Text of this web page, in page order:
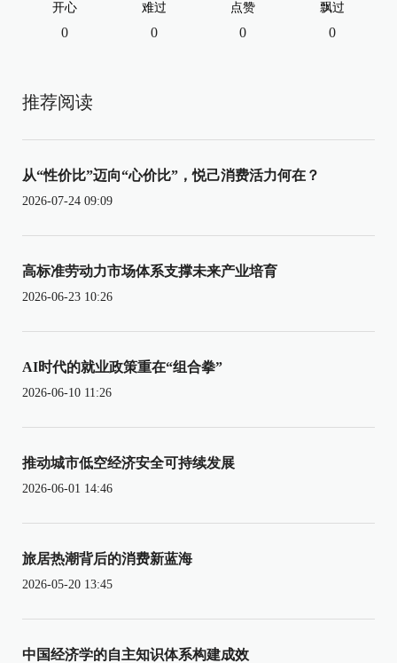
开心
0
难过
0
点赞
0
飘过
0
推荐阅读
从“性价比”迈向“心价比”，悦己消费活力何在？
2026-07-24 09:09
高标准劳动力市场体系支撑未来产业培育
2026-06-23 10:26
AI时代的就业政策重在“组合拳”
2026-06-10 11:26
推动城市低空经济安全可持续发展
2026-06-01 14:46
旅居热潮背后的消费新蓝海
2026-05-20 13:45
中国经济学的自主知识体系构建成效